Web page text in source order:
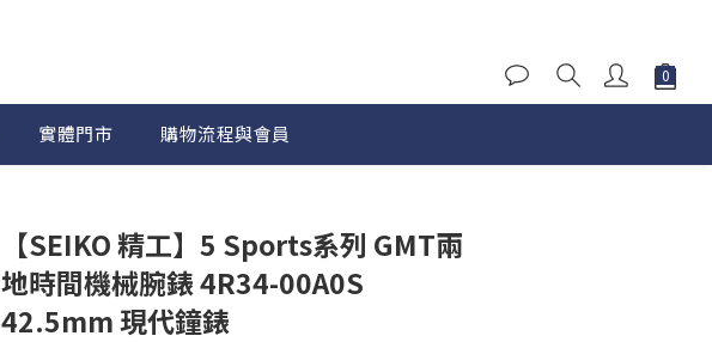
實體門市 購物流程與會員
【SEIKO 精工】5 Sports系列 GMT兩
地時間機械腕錶 4R34-00A0S
42.5mm 現代鐘錶